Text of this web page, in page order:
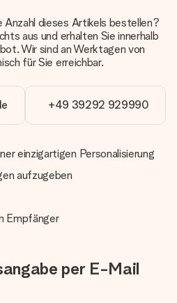
an: Vorauskasse
Sofortüberweisung, Paypal,
über Klarna. Bei einer
sich die Lieferzeit des
meine Erwartungen nicht
deine Erwartungen nicht
Bestellung mitverschickt?
Rechnung und/oder
dieses Artikels bestellen?
aus und erhalten Sie innerhalb
Wir sind an Werktagen von
für Sie erreichbar.
+49 39292 929990
einzigartigen Personalisierung
aufzugeben
Empfänger
per E-Mail